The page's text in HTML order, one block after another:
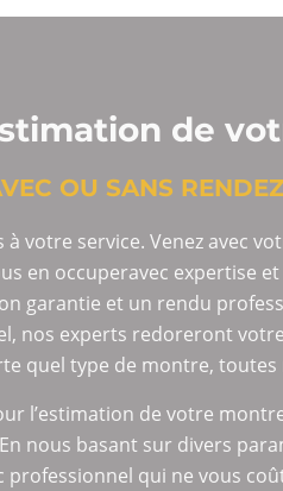
de
OU SANS
votre service. Venez avec
en occuperavec expertise
garantie et un rendu
nos experts redoreront
quel type de montre,
l’estimation de votre
nous basant sur divers
qui ne vous